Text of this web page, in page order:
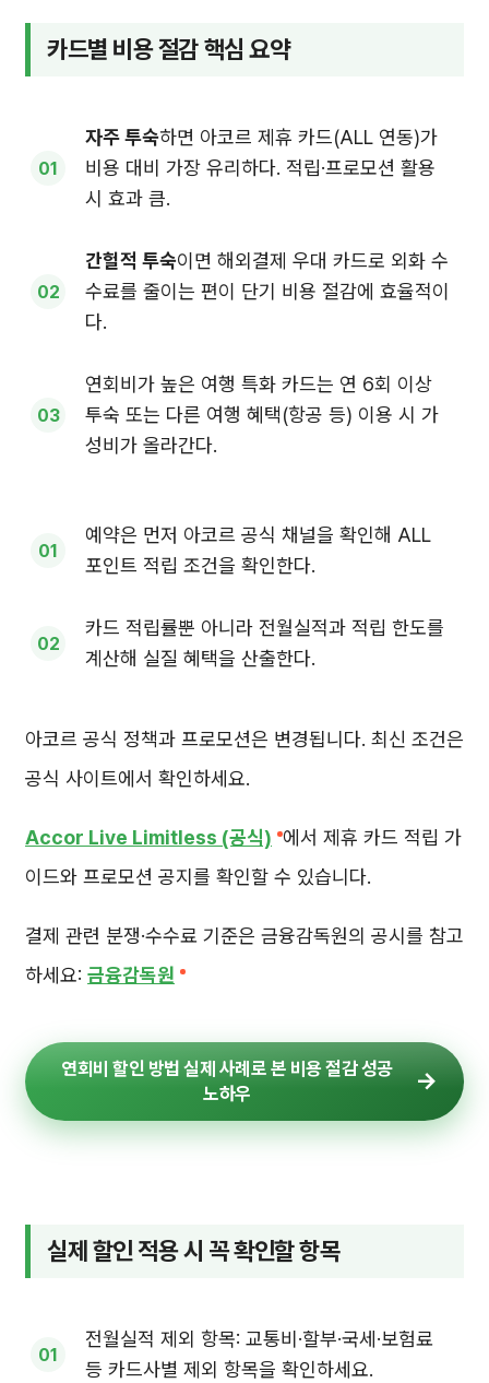
카드별 비용 절감 핵심 요약
자주 투숙하면 아코르 제휴 카드(ALL 연동)가
비용 대비 가장 유리하다. 적립·프로모션 활용
시 효과 큼.
간헐적 투숙이면 해외결제 우대 카드로 외화 수
수료를 줄이는 편이 단기 비용 절감에 효율적이
다.
연회비가 높은 여행 특화 카드는 연 6회 이상
투숙 또는 다른 여행 혜택(항공 등) 이용 시 가
성비가 올라간다.
예약은 먼저 아코르 공식 채널을 확인해 ALL
포인트 적립 조건을 확인한다.
카드 적립률뿐 아니라 전월실적과 적립 한도를
계산해 실질 혜택을 산출한다.
아코르 공식 정책과 프로모션은 변경됩니다. 최신 조건은
공식 사이트에서 확인하세요.
Accor Live Limitless (공식) 에서 제휴 카드 적립 가
이드와 프로모션 공지를 확인할 수 있습니다.
결제 관련 분쟁·수수료 기준은 금융감독원의 공시를 참고
하세요: 금융감독원
연회비 할인 방법 실제 사례로 본 비용 절감 성공
노하우
실제 할인 적용 시 꼭 확인할 항목
전월실적 제외 항목: 교통비·할부·국세·보험료
등 카드사별 제외 항목을 확인하세요.